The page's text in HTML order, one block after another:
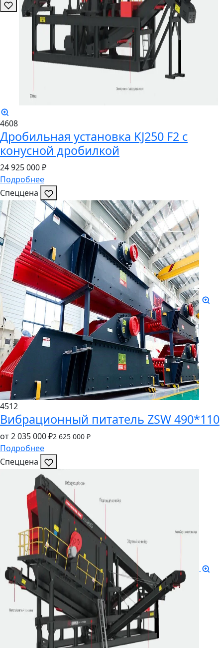
4608
Дробильная установка KJ250 F2 с
конусной дробилкой
24925000 ₽
Подробнее
Спеццена
4512
Вибрационный питатель ZSW 490*110
от 2035000 ₽2 625 000 ₽
Подробнее
Спеццена